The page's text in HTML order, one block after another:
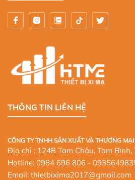
THÔNG TIN LIÊN HỆ
CÔNG TY TNHH SẢN XUẤT VÀ THƯƠNG
Địa chỉ : 124B Tam Châu, Tam
Hotline: 0984 696 806 -
Email: thietbixima2017@gmail.com